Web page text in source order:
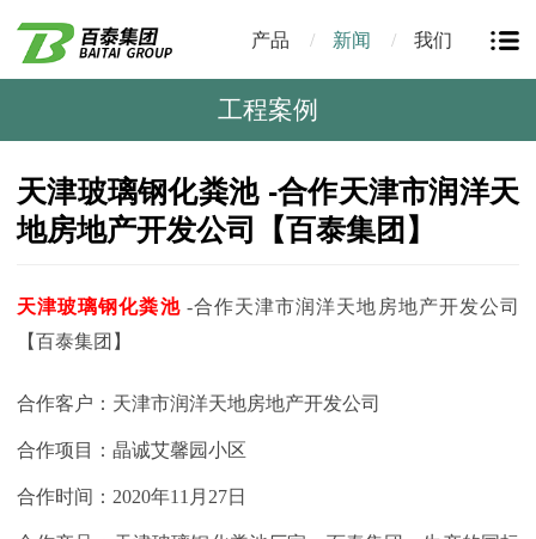
产品 新闻 我们
工程案例
天津玻璃钢化粪池 -合作天津市润洋天
地房地产开发公司【百泰集团】
天津玻璃钢化粪池 -合作天津市润洋天地房地产开发公司
【百泰集团】
合作客户：天津市润洋天地房地产开发公司
合作项目：晶诚艾馨园小区
合作时间： 2020年11月27日